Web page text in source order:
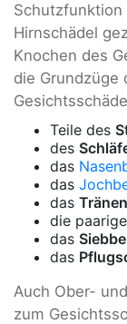
Hirnschädel
Knochen des
die Grundzüge
Teile des
des
das
das
das
die paarige
das
das
Auch Ober-
zum